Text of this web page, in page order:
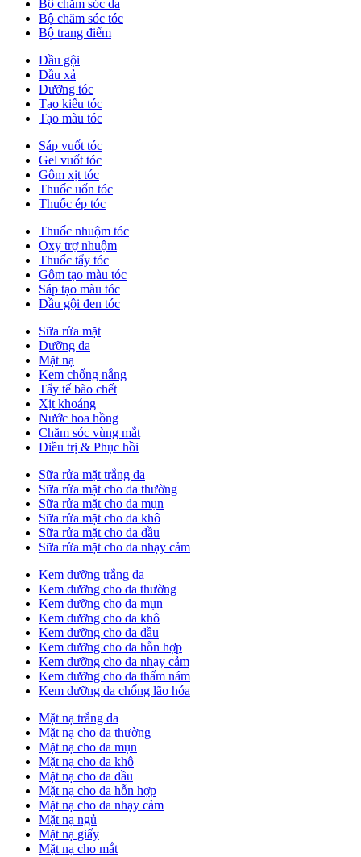
Bộ chăm sóc da
Bộ chăm sóc tóc
Bộ trang điểm
Dầu gội
Dầu xả
Dưỡng tóc
Tạo kiểu tóc
Tạo màu tóc
Sáp vuốt tóc
Gel vuốt tóc
Gôm xịt tóc
Thuốc uốn tóc
Thuốc ép tóc
Thuốc nhuộm tóc
Oxy trợ nhuộm
Thuốc tẩy tóc
Gôm tạo màu tóc
Sáp tạo màu tóc
Dầu gội đen tóc
Sữa rửa mặt
Dưỡng da
Mặt nạ
Kem chống nắng
Tẩy tế bào chết
Xịt khoáng
Nước hoa hồng
Chăm sóc vùng mắt
Điều trị & Phục hồi
Sữa rửa mặt trắng da
Sữa rửa mặt cho da thường
Sữa rửa mặt cho da mụn
Sữa rửa mặt cho da khô
Sữa rửa mặt cho da dầu
Sữa rửa mặt cho da nhạy cảm
Kem dưỡng trắng da
Kem dưỡng cho da thường
Kem dưỡng cho da mụn
Kem dưỡng cho da khô
Kem dưỡng cho da dầu
Kem dưỡng cho da hỗn hợp
Kem dưỡng cho da nhạy cảm
Kem dưỡng cho da thấm nám
Kem dưỡng da chống lão hóa
Mặt nạ trắng da
Mặt nạ cho da thường
Mặt nạ cho da mụn
Mặt nạ cho da khô
Mặt nạ cho da dầu
Mặt nạ cho da hỗn hợp
Mặt nạ cho da nhạy cảm
Mặt nạ ngủ
Mặt nạ giấy
Mặt nạ cho mắt